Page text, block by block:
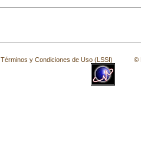
Términos y Condiciones de Uso (LSSI) © La